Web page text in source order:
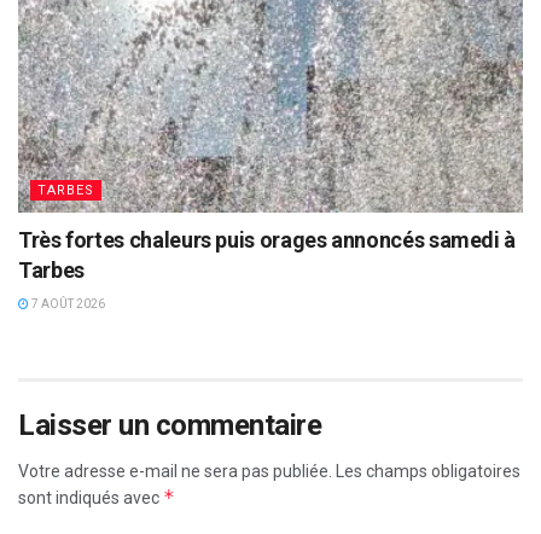
TARBES
Très fortes chaleurs puis orages annoncés samedi à
Tarbes
7 AOÛT 2026
Laisser un commentaire
Votre adresse e-mail ne sera pas publiée. Les champs obligatoires
sont indiqués avec *